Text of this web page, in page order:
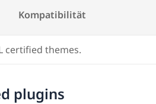
Kompatibilität
certified themes.
plugins